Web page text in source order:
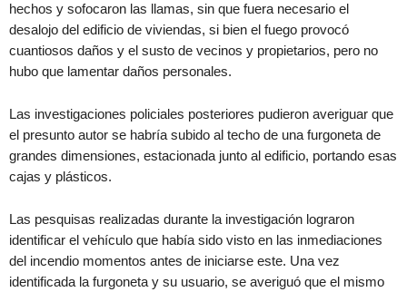
hechos y sofocaron las llamas, sin que fuera necesario el
desalojo del edificio de viviendas, si bien el fuego provocó
cuantiosos daños y el susto de vecinos y propietarios, pero no
hubo que lamentar daños personales.
Las investigaciones policiales posteriores pudieron averiguar que
el presunto autor se habría subido al techo de una furgoneta de
grandes dimensiones, estacionada junto al edificio, portando esas
cajas y plásticos.
Las pesquisas realizadas durante la investigación lograron
identificar el vehículo que había sido visto en las inmediaciones
del incendio momentos antes de iniciarse este. Una vez
identificada la furgoneta y su usuario, se averiguó que el mismo